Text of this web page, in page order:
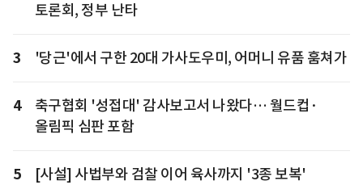
토론회, 정부 난타
3 '당근'에서 구한 20대 가사도우미, 어머니 유품 훔쳐가
4
축구협회 '성접대' 감사보고서 나왔다… 월드컵·
올림픽 심판 포함
5 [사설] 사법부와 검찰 이어 육사까지 '3종 보복'